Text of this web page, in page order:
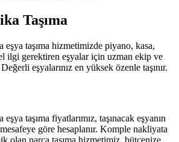
Taşıma
eşya taşıma hizmetimizde piyano, kasa,
ilgi gerektiren eşyalar için uzman ekip ve
eşyalarınız en yüksek özenle taşınır.
taşıma fiyatlarımız, taşınacak eşyanın
göre hesaplanır. Komple nakliyata